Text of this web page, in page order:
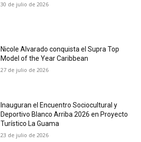
30 de julio de 2026
Nicole Alvarado conquista el Supra Top
Model of the Year Caribbean
27 de julio de 2026
Inauguran el Encuentro Sociocultural y
Deportivo Blanco Arriba 2026 en Proyecto
Turístico La Guama
23 de julio de 2026